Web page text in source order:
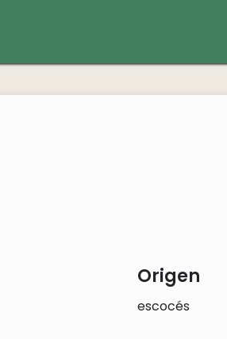
Origen
escocés